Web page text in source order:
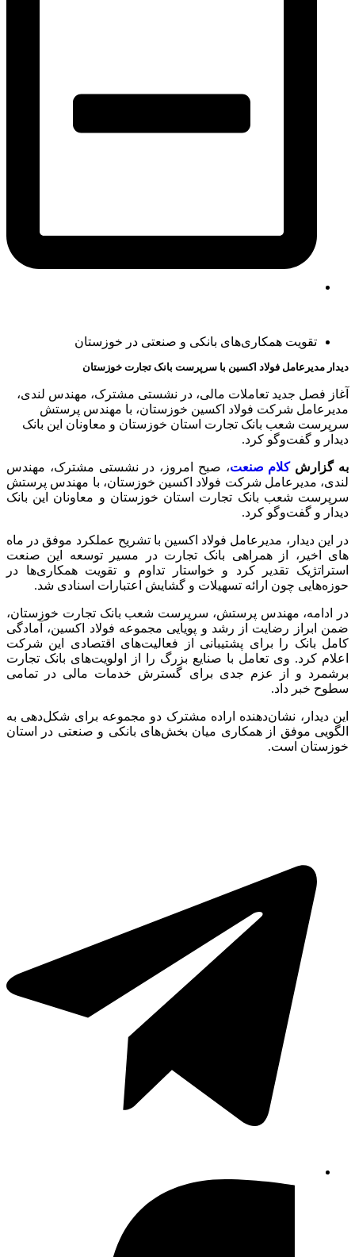
تقویت همکاری‌های بانکی و صنعتی در خوزستان
دیدار مدیرعامل فولاد اکسین با سرپرست بانک تجارت خوزستان
آغاز فصل جدید تعاملات مالی، در نشستی مشترک، مهندس لندی،
مدیرعامل شرکت فولاد اکسین خوزستان، با مهندس پرستش
سرپرست شعب بانک تجارت استان خوزستان و معاونان این بانک
دیدار و گفت‌وگو کرد.
️به گزارشکلام صنعت، صبح امروز، در نشستی مشترک، مهندس
لندی، مدیرعامل شرکت فولاد اکسین خوزستان، با مهندس پرستش
سرپرست شعب بانک تجارت استان خوزستان و معاونان این بانک
دیدار و گفت‌وگو کرد.
در این دیدار، مدیرعامل فولاد اکسین با تشریح عملکرد موفق در ماه
های اخیر، از همراهی بانک تجارت در مسیر توسعه این صنعت
استراتژیک تقدیر کرد و خواستار تداوم و تقویت همکاری‌ها در
حوزه‌هایی چون ارائه تسهیلات و گشایش اعتبارات اسنادی شد.
در ادامه، مهندس پرستش، سرپرست شعب بانک تجارت خوزستان،
ضمن ابراز رضایت از رشد و پویایی مجموعه فولاد اکسین، آمادگی
کامل بانک را برای پشتیبانی از فعالیت‌های اقتصادی این شرکت
اعلام کرد. وی تعامل با صنایع بزرگ را از اولویت‌های بانک تجارت
برشمرد و از عزم جدی برای گسترش خدمات مالی در تمامی
سطوح خبر داد.
این دیدار، نشان‌دهنده اراده مشترک دو مجموعه برای شکل‌دهی به
الگویی موفق از همکاری میان بخش‌های بانکی و صنعتی در استان
خوزستان است.